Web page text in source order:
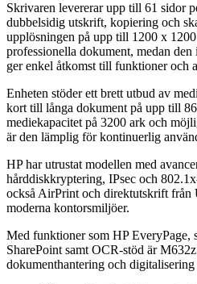
Skrivaren levererar upp till 61 sidor
dubbelsidig utskrift, kopiering och
upplösningen på upp till 1200 x
professionella dokument, medan den
ger enkel åtkomst till funktioner och
Enheten stöder ett brett utbud av
kort till långa dokument på upp till
mediekapacitet på 3200 ark och
är den lämplig för kontinuerlig
HP har utrustat modellen med
hårddiskkryptering, IPsec och
också AirPrint och direktutskrift
moderna kontorsmiljöer.
Med funktioner som HP EveryPage,
SharePoint samt OCR-stöd är
dokumenthantering och digitalisering